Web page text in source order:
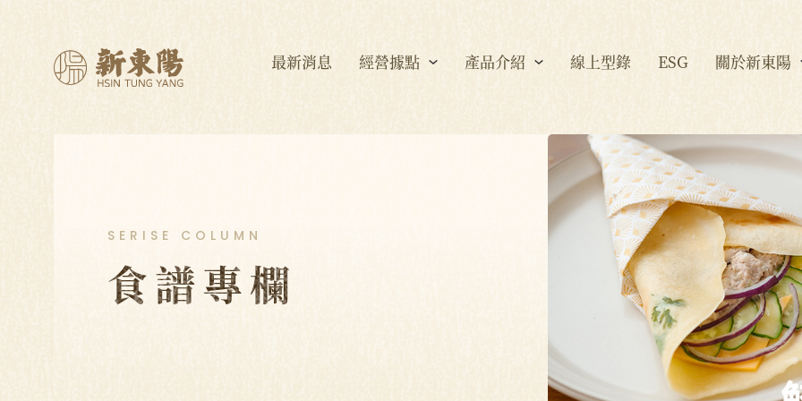
最新消息 經營據點 產品介紹 線上型錄 ESG 關於新東陽
SERISE COLUMN
食譜專欄